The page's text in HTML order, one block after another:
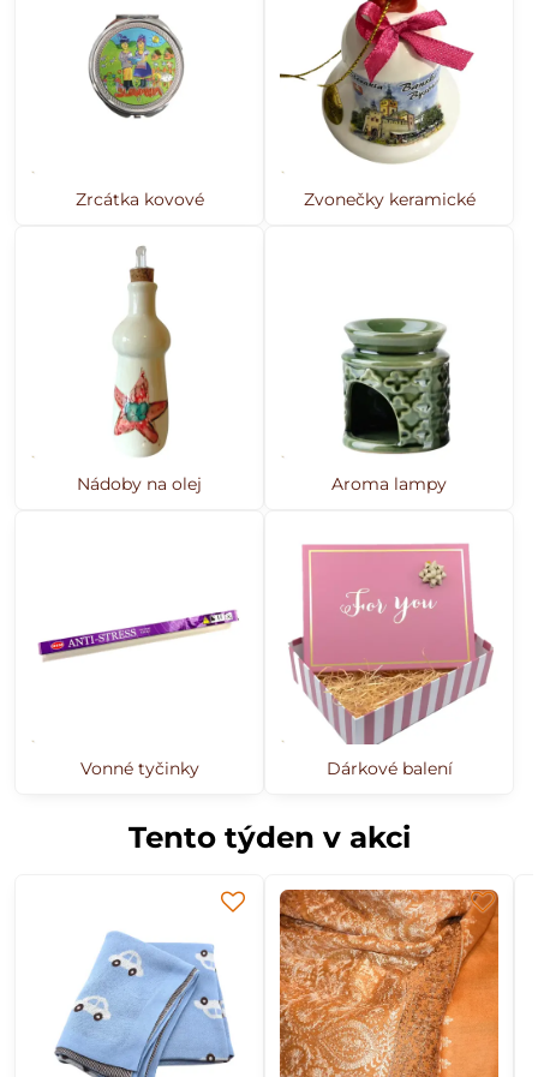
Zrcátka kovové Zvonečky keramické
Nádoby na olej Aroma lampy
Vonné tyčinky Dárkové balení
Tento týden v akci